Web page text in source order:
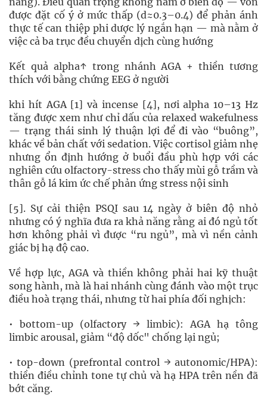
được đặt cố ý ở mức thấp (d≈0.3–0.4) để phản ánh
thực tế can thiệp phi dược lý ngắn hạn — mà nằm ở
việc cả ba trục đều chuyển dịch cùng hướng
Kết quả alpha↑ trong nhánh AGA + thiền tương
thích với bằng chứng EEG ở người
khi hít AGA [1] và incense [4], nơi alpha 10–13 Hz
tăng được xem như chỉ dấu của relaxed wakefulness
— trạng thái sinh lý thuận lợi để đi vào “buông”,
khác về bản chất với sedation. Việc cortisol giảm nhẹ
nhưng ổn định hướng ở buổi đầu phù hợp với các
nghiên cứu olfactory-stress cho thấy mùi gỗ trầm và
thân gỗ lá kim ức chế phản ứng stress nội sinh
[5]. Sự cải thiện PSQI sau 14 ngày ở biên độ nhỏ
nhưng có ý nghĩa đưa ra khả năng rằng ai đó ngủ tốt
hơn không phải vì được “ru ngủ”, mà vì nền cảnh
giác bị hạ độ cao.
Về hợp lực, AGA và thiền không phải hai kỹ thuật
song hành, mà là hai nhánh cùng đánh vào một trục
điều hoà trạng thái, nhưng từ hai phía đối nghịch:
• bottom-up (olfactory → limbic): AGA hạ tông
limbic arousal, giảm “độ dốc" chống lại ngủ;
• top-down (prefrontal control → autonomic/HPA):
thiền điều chỉnh tone tự chủ và hạ HPA trên nền đã
bớt căng.